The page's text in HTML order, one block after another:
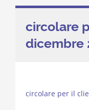
circolare
dicembre
circolare per il